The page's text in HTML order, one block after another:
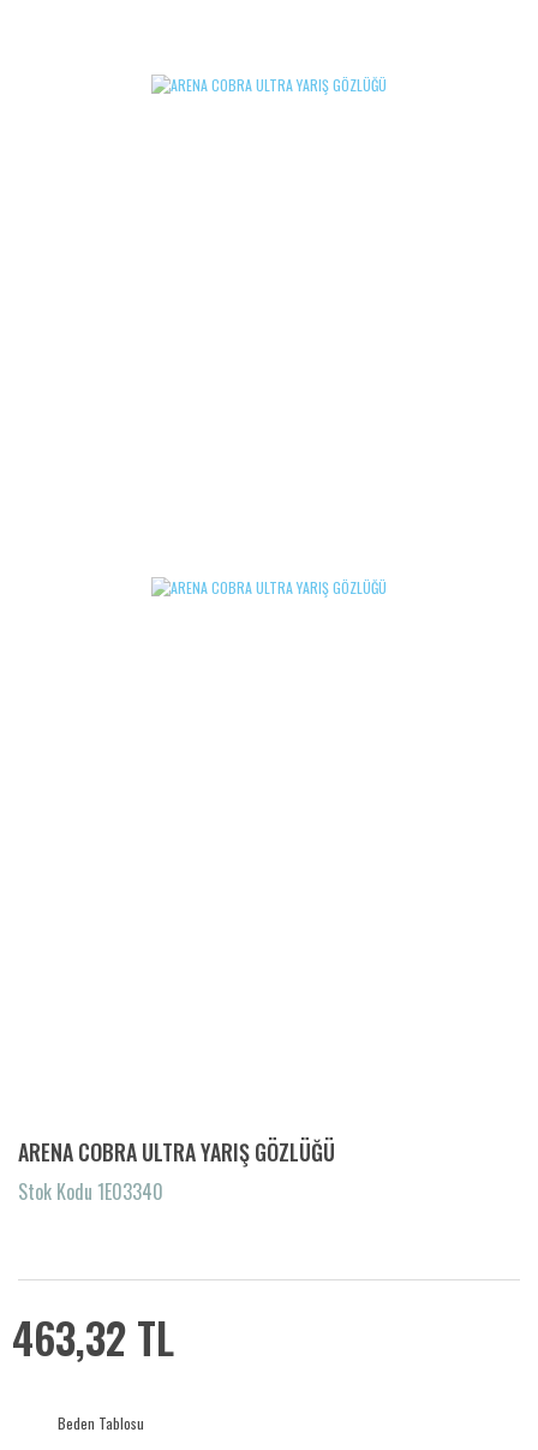
ARENA COBRA ULTRA YARIŞ GÖZLÜĞÜ
Stok Kodu 1E03340
463,32 TL
Beden Tablosu